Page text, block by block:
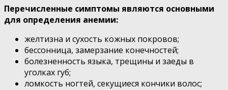
Перечисленные симптомы являются основными
для определения анемии:
желтизна и сухость кожных покровов;
бессонница, замерзание конечностей;
болезненность языка, трещины и заеды в
уголках губ;
ломкость ногтей, секущиеся кончики волос;